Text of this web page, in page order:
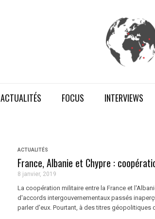
ACTUALITÉS FOCUS INTERVIEWS
ACTUALITÉS
France, Albanie et Chypre :
8 janvier, 2019
La coopération militaire entre la France et
d'accords intergouvernementaux passés
parler d'eux. Pourtant, à des titres géopolitiques